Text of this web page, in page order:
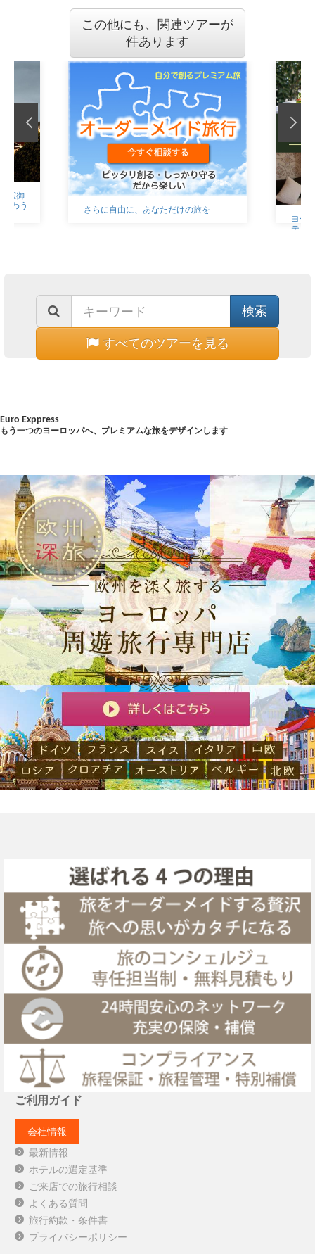
この他にも、関連ツアーが
件あります
室御
わう
さらに自由に、あなただけの旅を
ヨー
テル
すべてのツアーを見る
Euro Exppress
もう一つのヨーロッパへ、プレミアムな旅をデザインします
ご利用ガイド
会社情報
最新情報
ホテルの選定基準
ご来店での旅行相談
よくある質問
旅行約款・条件書
プライバシーポリシー